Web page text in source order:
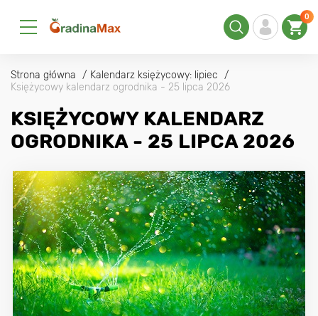
0
Strona główna
Kalendarz księżycowy: lipiec
Księżycowy kalendarz ogrodnika - 25 lipca 2026
KSIĘŻYCOWY KALENDARZ
OGRODNIKA - 25 LIPCA 2026